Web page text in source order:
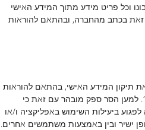
וכל פריט מידע מתוך המידע האישי
בכתב מהחברה, ובהתאם להוראות
תיקון המידע האישי, בהתאם להוראות
חוק הגנת הפרטיות, תשמ”א – 1981. למען הסר ספק מובהר עם זאת כי
ביעילות השימוש באפליקציה ו/או
ישיר ובין באמצעות משתמשים אחרים.